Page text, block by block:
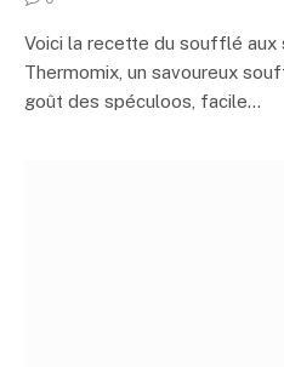
Voici la recette du soufflé aux
Thermomix, un savoureux
goût des spéculoos, facile…